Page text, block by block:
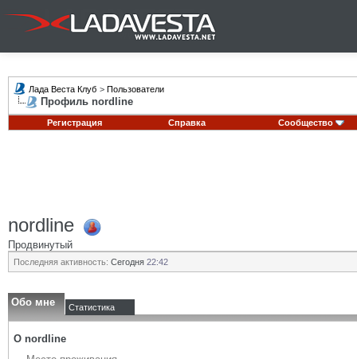
Лада Веста Клуб > Пользователи
Профиль nordline
Регистрация Справка Сообщество
nordline
Продвинутый
Последняя активность: Сегодня 22:42
Обо мне Статистика
О nordline